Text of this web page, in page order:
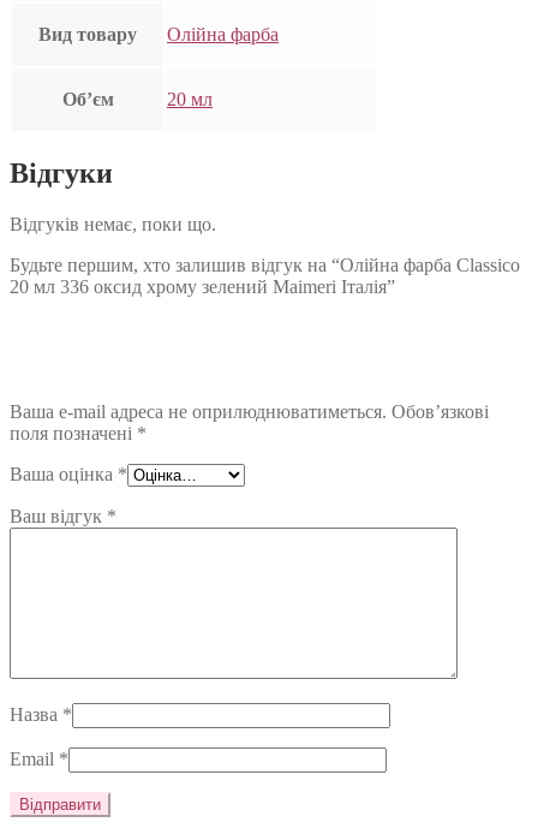
Вид товару Олійна фарба
Об’єм 20 мл
Відгуки
Відгуків немає, поки що.
Будьте першим, хто залишив відгук на “Олійна фарба Classico
20 мл 336 оксид хрому зелений Maimeri Італія”
Ваша e-mail адреса не оприлюднюватиметься. Обов’язкові
поля позначені *
Ваша оцінка *
Ваш відгук *
Назва *
Email *